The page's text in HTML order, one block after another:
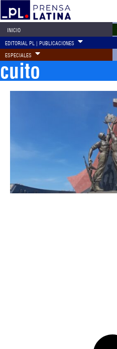
INICIO
EDITORIAL PL | PUBLICACIONES
ESPECIALES
cuito